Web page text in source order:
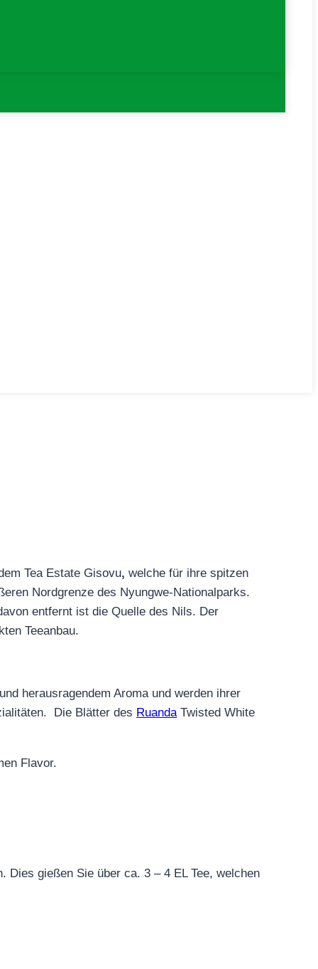
Tea Estate Gisovu, welche für ihre spitzen
Nordgrenze des Nyungwe-Nationalparks.
entfernt ist die Quelle des Nils. Der
Teeanbau.
herausragendem Aroma und werden ihrer
Die Blätter des RuandaTwisted White
Flavor.
Dies gießen Sie über ca. 3 – 4 EL Tee, welchen